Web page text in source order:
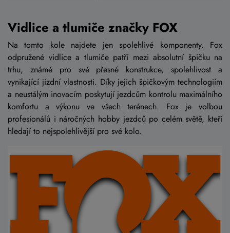
Vidlice a tlumiče značky FOX
Na tomto kole najdete jen spolehlivé komponenty. Fox
odpružené vidlice a tlumiče patří mezi absolutní špičku na
trhu, známé pro své přesné konstrukce, spolehlivost a
vynikající jízdní vlastnosti. Díky jejich špičkovým technologiím
a neustálým inovacím poskytují jezdcům kontrolu maximálního
komfortu a výkonu ve všech terénech. Fox je volbou
profesionálů i náročných hobby jezdců po celém světě, kteří
hledají to nejspolehlivější pro své kolo.